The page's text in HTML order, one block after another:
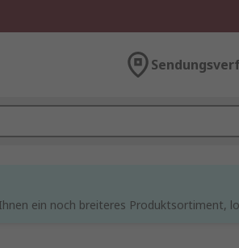
ein noch breiteres Produktsortiment,